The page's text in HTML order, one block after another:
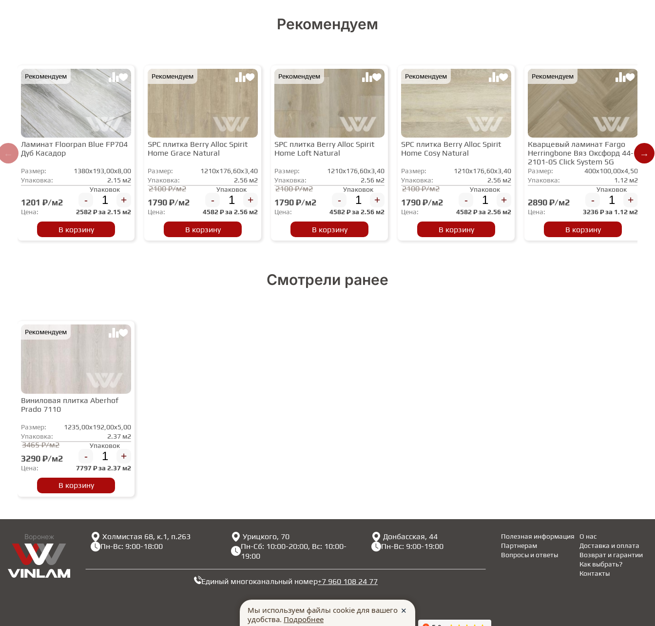
Рекомендуем
Рекомендуем
Ламинат Floorpan Blue FP704
Дуб Касадор
Размер:
1380x193,00x8,00
Упаковка:
2.15 м2
1201 ₽/м2
Упаковок
- +
Цена: 2582₽ за 2.15 м2
В корзину
Рекомендуем
SPC плитка Berry Alloc Spirit
Home Grace Natural
Размер:
1210x176,60x3,40
Упаковка:
2.56 м2
2100 ₽/м2
1790 ₽/м2
Упаковок
- +
Цена: 4582₽ за 2.56 м2
В корзину
Рекомендуем
SPC плитка Berry Alloc Spirit
Home Loft Natural
Размер:
1210x176,60x3,40
Упаковка:
2.56 м2
2100 ₽/м2
1790 ₽/м2
Упаковок
- +
Цена: 4582₽ за 2.56 м2
В корзину
Рекомендуем
SPC плитка Berry Alloc Spirit
Home Cosy Natural
Размер:
1210x176,60x3,40
Упаковка:
2.56 м2
2100 ₽/м2
1790 ₽/м2
Упаковок
- +
Цена: 4582₽ за 2.56 м2
В корзину
Рекомендуем
Кварцевый ламинат Fargo
Herringbone Вяз Оксфорд 44-
2101-05 Click System 5G
Размер:
400x100,00x4,50
Упаковка:
1.12 м2
2890 ₽/м2
Упаковок
- +
Цена: 3236₽ за 1.12 м2
В корзину
Смотрели ранее
Рекомендуем
Виниловая плитка Aberhof
Prado 7110
Размер:
1235,00x192,00x5,00
Упаковка:
2.37 м2
3465 ₽/м2
3290 ₽/м2
Упаковок
- +
Цена: 7797₽ за 2.37 м2
В корзину
Воронеж
Холмистая 68, к.1, п.263
Пн-Вс: 9:00-18:00
Урицкого, 70
Пн-Сб: 10:00-20:00, Вс: 10:00-
19:00
Донбасская, 44
Пн-Вс: 9:00-19:00
Единый многоканальный номер+7 960 108 24 77
Полезная информация
Партнерам
Вопросы и ответы
Доставка и оплата
Возврат и гарантии
Как выбрать?
О нас
Контакты
Мы используем файлы cookie для вашего
удобства. Подробнее
✕